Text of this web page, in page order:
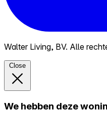
Walter Living, BV. Alle
Close
We hebben deze